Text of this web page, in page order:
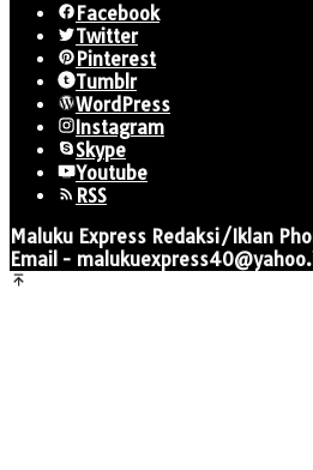
Facebook
Twitter
Pinterest
Tumblr
WordPress
Instagram
Skype
Youtube
RSS
Maluku Express Redaksi/Iklan
Email -